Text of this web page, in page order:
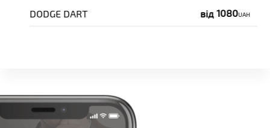
DODGE DART від 1080UAH